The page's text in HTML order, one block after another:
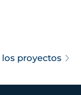
proyectos